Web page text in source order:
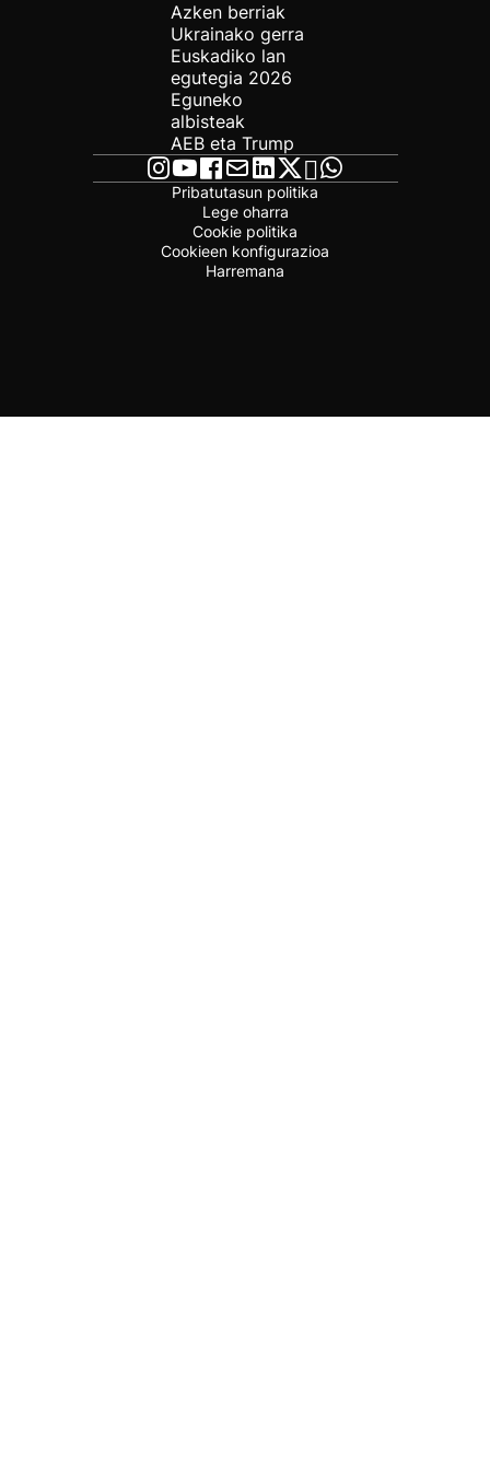
Azken berriak
Ukrainako gerra
Euskadiko lan
egutegia 2026
Eguneko
albisteak
AEB eta Trump
Pribatutasun politika
Lege oharra
Cookie politika
Cookieen konfigurazioa
Harremana